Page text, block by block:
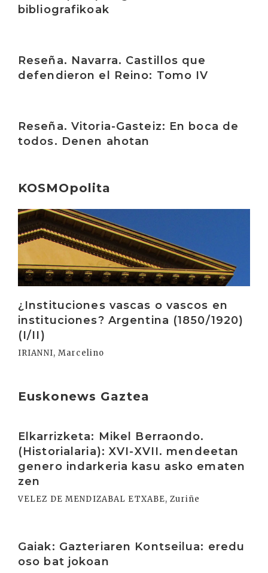
bibliografikoak
Reseña. Navarra. Castillos que
defendieron el Reino: Tomo IV
Reseña. Vitoria-Gasteiz: En boca de
todos. Denen ahotan
KOSMOpolita
¿Instituciones vascas o vascos en
instituciones? Argentina (1850/1920)
(I/II)
IRIANNI, Marcelino
Irakurri
Euskonews Gaztea
Elkarrizketa: Mikel Berraondo.
(Historialaria): XVI-XVII. mendeetan
genero indarkeria kasu asko ematen
zen
VELEZ DE MENDIZABAL ETXABE, Zuriñe
Gaiak: Gazteriaren Kontseilua: eredu
oso bat jokoan